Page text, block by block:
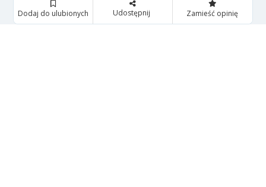
Dodaj do ulubionych Udostępnij Zamieść opinię